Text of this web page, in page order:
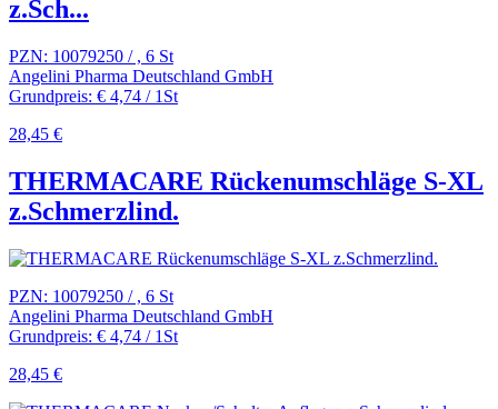
z.Sch...
PZN: 10079250 / , 6 St
Angelini Pharma Deutschland GmbH
Grundpreis: € 4,74 / 1St
28,45 €
THERMACARE Rückenumschläge S-XL
z.Schmerzlind.
PZN: 10079250 / , 6 St
Angelini Pharma Deutschland GmbH
Grundpreis: € 4,74 / 1St
28,45 €